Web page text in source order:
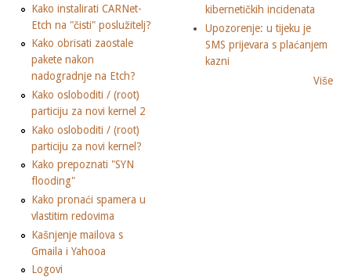
Kako instalirati CARNet-
Etch na "čisti" poslužitelj?
Kako obrisati zaostale
pakete nakon
nadogradnje na Etch?
Kako osloboditi / (root)
particiju za novi kernel 2
Kako osloboditi / (root)
particiju za novi kernel?
Kako prepoznati "SYN
flooding"
Kako pronaći spamera u
vlastitim redovima
Kašnjenje mailova s
Gmaila i Yahooa
Logovi
kibernetičkih incidenata
Upozorenje: u tijeku je
SMS prijevara s plaćanjem
kazni
Više